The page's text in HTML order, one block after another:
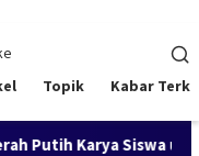
Topik Kabar
Karya Siswa untuk